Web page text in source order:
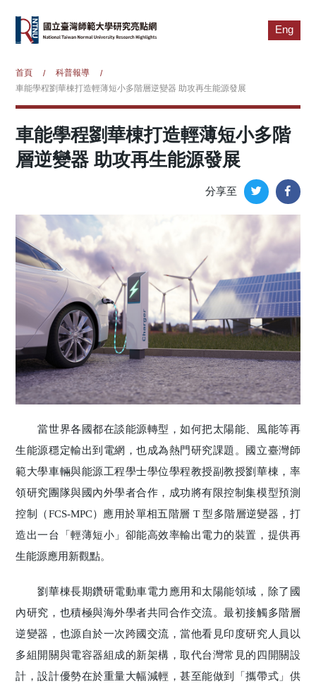
Eng
首頁 / 科普報導
/
車能學程劉華棟打造輕薄短小多階層逆變器 助攻再生能源發展
車能學程劉華棟打造輕薄短小多階
層逆變器 助攻再生能源發展
分享至
當世界各國都在談能源轉型，如何把太陽能、風能等再
生能源穩定輸出到電網，也成為熱門研究課題。國立臺灣師
範大學車輛與能源工程學士學位學程教授副教授劉華棟，率
領研究團隊與國內外學者合作，成功將有限控制集模型預測
控制（FCS-MPC）應用於單相五階層 T 型多階層逆變器，打
造出一台「輕薄短小」卻能高效率輸出電力的裝置，提供再
生能源應用新觀點。
劉華棟長期鑽研電動車電力應用和太陽能領域，除了國
內研究，也積極與海外學者共同合作交流。最初接觸多階層
逆變器，也源自於一次跨國交流，當他看見印度研究人員以
多組開關與電容器組成的新架構，取代台灣常見的四開關設
計，設計優勢在於重量大幅減輕，甚至能做到「攜帶式」供